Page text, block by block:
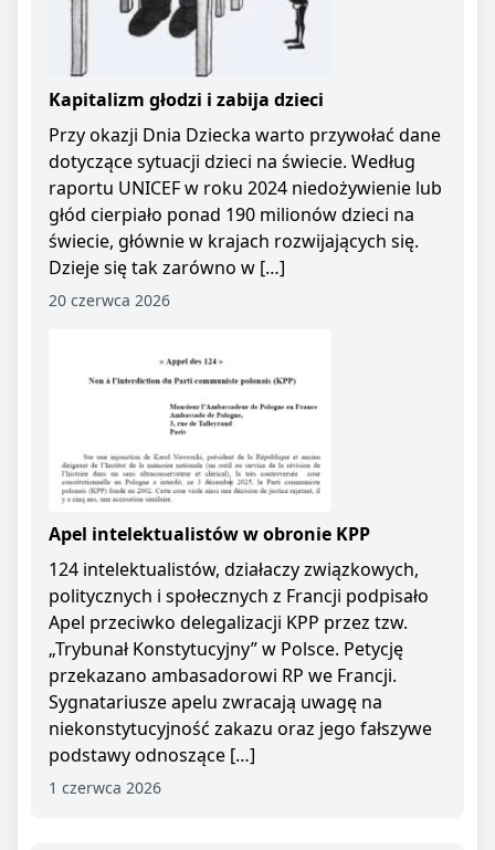
Kapitalizm głodzi i zabija dzieci
Przy okazji Dnia Dziecka warto przywołać dane
dotyczące sytuacji dzieci na świecie. Według
raportu UNICEF w roku 2024 niedożywienie lub
głód cierpiało ponad 190 milionów dzieci na
świecie, głównie w krajach rozwijających się.
Dzieje się tak zarówno w […]
20 czerwca 2026
Apel intelektualistów w obronie KPP
124 intelektualistów, działaczy związkowych,
politycznych i społecznych z Francji podpisało
Apel przeciwko delegalizacji KPP przez tzw.
„Trybunał Konstytucyjny” w Polsce. Petycję
przekazano ambasadorowi RP we Francji.
Sygnatariusze apelu zwracają uwagę na
niekonstytucyjność zakazu oraz jego fałszywe
podstawy odnoszące […]
1 czerwca 2026